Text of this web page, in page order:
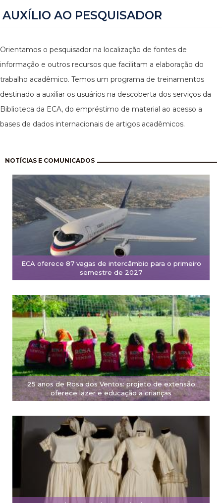
AUXÍLIO AO PESQUISADOR
Orientamos o pesquisador na localização de fontes de
informação e outros recursos que facilitam a elaboração do
trabalho acadêmico. Temos um programa de treinamentos
destinado a auxiliar os usuários na descoberta dos serviços da
Biblioteca da ECA, do empréstimo de material ao acesso a
bases de dados internacionais de artigos acadêmicos.
NOTÍCIAS E COMUNICADOS
ECA oferece 87 vagas de intercâmbio para o primeiro
semestre de 2027
25 anos de Rosa dos Ventos: projeto de extensão
oferece lazer e educação a crianças
Pagination